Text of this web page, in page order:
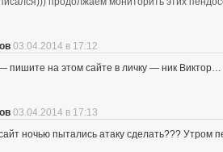
03.04.2014 в 17:12
пишите на этом сайте в личку — ник Виктор…
03.04.2014 в 17:13
ночью пытались атаку сделать??? Утром